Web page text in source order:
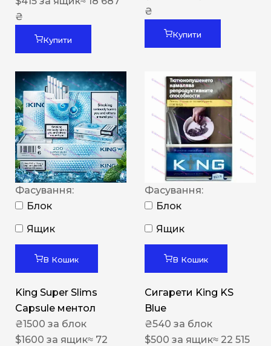
₴
Купити
₴
Купити
Фасування:
Блок
Ящик
В Кошик
King Super Slims
Capsule ментол
₴1500 за блок
$1600 за ящик≈ 72
Фасування:
Блок
Ящик
В Кошик
Сигарети King KS
Blue
₴540 за блок
$500 за ящик≈ 22 515